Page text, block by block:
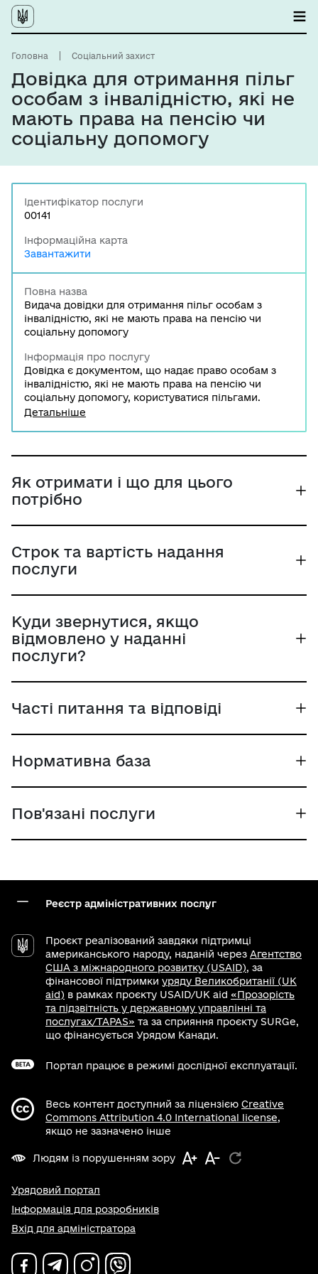
Головна Соціальний захист
Довідка для отримання пільг
особам з інвалідністю, які не
мають права на пенсію чи
соціальну допомогу
Ідентифікатор послуги
00141
Інформаційна карта
Завантажити
Повна назва
Видача довідки для отримання пільг особам з
інвалідністю, які не мають права на пенсію чи
соціальну допомогу
Інформація про послугу
Довідка є документом, що надає право особам з
інвалідністю, які не мають права на пенсію чи
соціальну допомогу, користуватися пільгами.
Довідка видається структурними підрозділами
Детальніше
Як отримати і що для цього
потрібно
Строк та вартість надання
послуги
Куди звернутися, якщо
відмовлено у наданні
послуги?
Часті питання та відповіді
Нормативна база
Пов'язані послуги
Реєстр адміністративних послуг
Проєкт реалізований завдяки підтримці
американського народу, наданій через Агентство
США з міжнародного розвитку (USAID), за
фінансової підтримки уряду Великобританії (UK
aid) в рамках проєкту USAID/UK aid «Прозорість
та підзвітність у державному управлінні та
послугах/TAPAS» та за сприяння проєкту SURGe,
що фінансується Урядом Канади.
Портал працює в режимі дослідної експлуатації.
Весь контент доступний за ліцензією Creative
Commons Attribution 4.0 International license,
якщо не зазначено інше
Людям із порушенням зору
Урядовий портал
Інформація для розробників
Вхід для адміністратора